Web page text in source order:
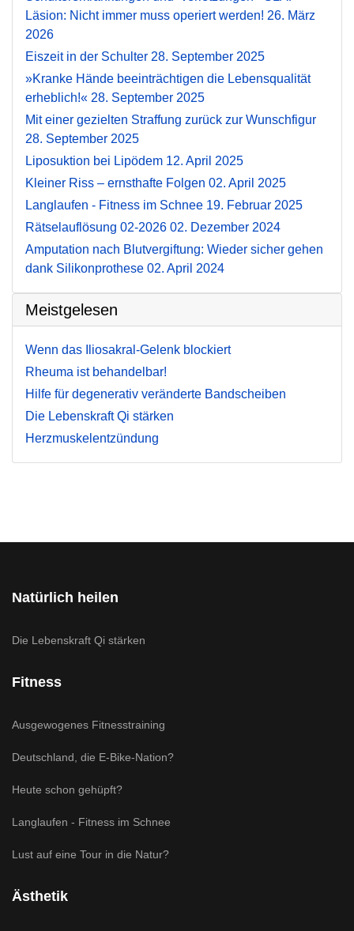
Läsion: Nicht immer muss operiert werden! 26. März
2026
Eiszeit in der Schulter 28. September 2025
»Kranke Hände beeinträchtigen die Lebensqualität
erheblich!« 28. September 2025
Mit einer gezielten Straffung zurück zur Wunschfigur
28. September 2025
Liposuktion bei Lipödem 12. April 2025
Kleiner Riss – ernsthafte Folgen 02. April 2025
Langlaufen - Fitness im Schnee 19. Februar 2025
Rätselauflösung 02-2026 02. Dezember 2024
Amputation nach Blutvergiftung: Wieder sicher gehen
dank Silikonprothese 02. April 2024
Meistgelesen
Wenn das Iliosakral-Gelenk blockiert
Rheuma ist behandelbar!
Hilfe für degenerativ veränderte Bandscheiben
Die Lebenskraft Qi stärken
Herzmuskelentzündung
Natürlich heilen
Die Lebenskraft Qi stärken
Fitness
Ausgewogenes Fitnesstraining
Deutschland, die E-Bike-Nation?
Heute schon gehüpft?
Langlaufen - Fitness im Schnee
Lust auf eine Tour in die Natur?
Ästhetik